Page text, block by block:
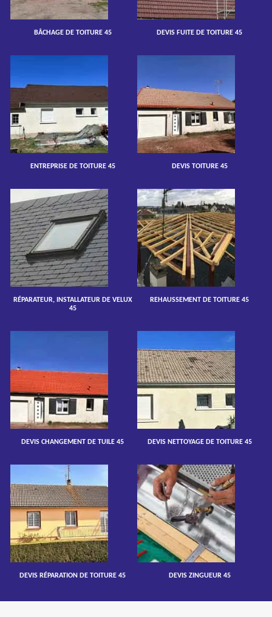
BÂCHAGE DE TOITURE 45 DEVIS FUITE DE TOITURE 45
ENTREPRISE DE TOITURE 45 DEVIS TOITURE 45
RÉPARATEUR, INSTALLATEUR DE VELUX
45
REHAUSSEMENT DE TOITURE 45
DEVIS CHANGEMENT DE TUILE 45 DEVIS NETTOYAGE DE TOITURE 45
DEVIS RÉPARATION DE TOITURE 45 DEVIS ZINGUEUR 45